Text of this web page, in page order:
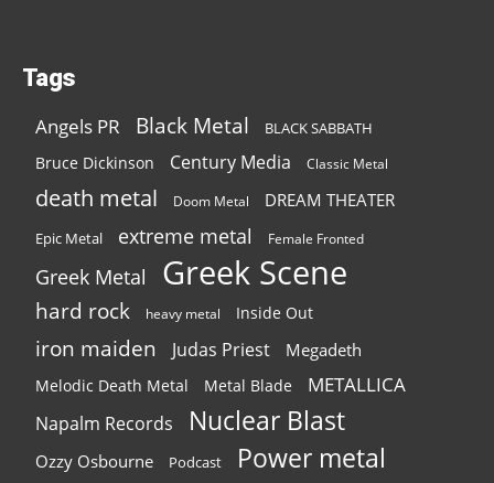
Tags
Angels PR Black Metal BLACK SABBATH
Bruce Dickinson Century Media Classic Metal
death metal Doom Metal DREAM THEATER
Epic Metal extreme metal Female Fronted
Greek Metal Greek Scene
hard rock heavy metal Inside Out
iron maiden Judas Priest Megadeth
Melodic Death Metal Metal Blade METALLICA
Napalm Records Nuclear Blast
Ozzy Osbourne Podcast
Power metal